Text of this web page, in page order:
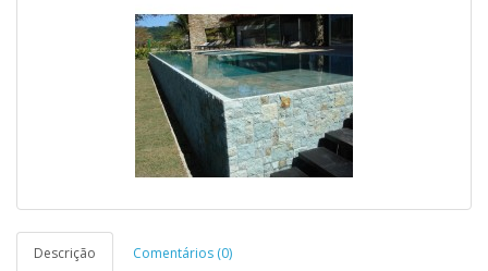
Descrição Comentários (0)